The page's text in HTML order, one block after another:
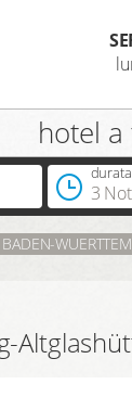
hotel a
durata
3
BADEN-